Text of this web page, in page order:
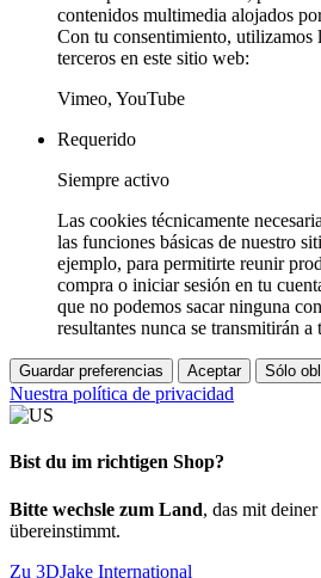
contenidos multimedia alojados
Con tu consentimiento, utilizamos
terceros en este sitio web:
Vimeo, YouTube
Requerido
Siempre activo
Las cookies técnicamente
las funciones básicas de nuestro
ejemplo, para permitirte reunir
compra o iniciar sesión en tu
que no podemos sacar ninguna
resultantes nunca se transmitirán a
Guardar preferencias Aceptar Sólo
Nuestra política de privacidad
Bist du im richtigen Shop?
Bitte wechsle zum Land, das mit
übereinstimmt.
Zu 3DJake International